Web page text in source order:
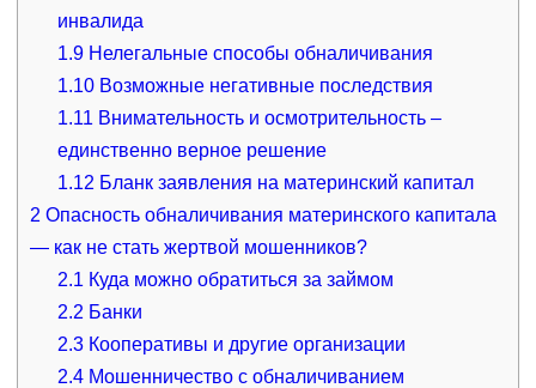
инвалида
1.9 Нелегальные способы обналичивания
1.10 Возможные негативные последствия
1.11 Внимательность и осмотрительность –
единственно верное решение
1.12 Бланк заявления на материнский капитал
2 Опасность обналичивания материнского капитала
— как не стать жертвой мошенников?
2.1 Куда можно обратиться за займом
2.2 Банки
2.3 Кооперативы и другие организации
2.4 Мошенничество с обналичиванием